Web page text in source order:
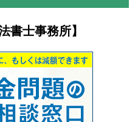
書士事務所】